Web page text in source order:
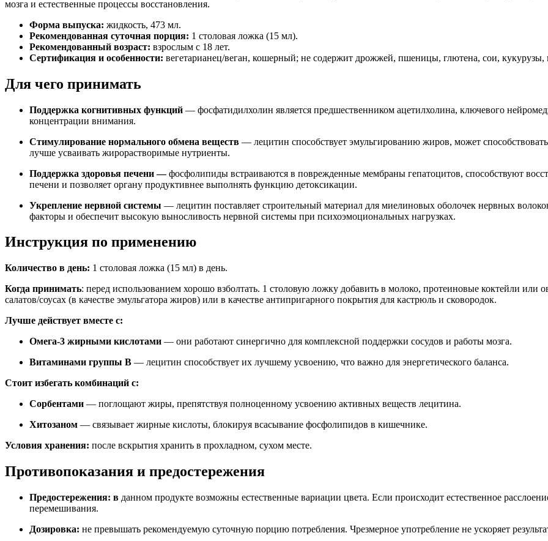
мозга и естественные процессы восстановления.
Форма выпуска: жидкость, 473 мл.
Рекомендованная суточная порция: 1 столовая ложка (15 мл).
Рекомендованный возраст: взрослым с 18 лет.
Сертификация и особенности: вегетарианец/веган, кошерный; не содержит дрожжей, пшеницы, глютена, сои,
Для чего принимать
Поддержка когнитивных функций — фосфатидилхолин является предшественником ацетилхолина, ключевого
концентрации внимания.
Стимулирование нормального обмена веществ — лецитин способствует эмульгированию жиров, может
лучше усваивать жирорастворимые нутриенты.
Поддержка здоровья печени — фосфолипиды встраиваются в поврежденные мембраны гепатоцитов, способствуют
печени и позволяет органу продуктивнее выполнять функцию детоксикации.
Укрепление нервной системы — лецитин поставляет строительный материал для миелиновых оболочек нервных
факторы и обеспечит высокую выносливость нервной системы при психоэмоциональных нагрузках.
Инструкция по применению
Количество в день: 1 столовая ложка (15 мл) в день.
Когда принимать: перед использованием хорошо взболтать. 1 столовую ложку добавить в молоко, протеиновые коктейли или
салатов/соусах (в качестве эмульгатора жиров) или в качестве антипригарного покрытия для кастрюль и сковородок.
Лучше действует вместе с:
Омега-3 жирными кислотами — они работают синергично для комплексной поддержки сосудов и работы мозга.
Витаминами группы B — лецитин способствует их лучшему усвоению, что важно для энергетического баланса.
Стоит избегать комбинаций с:
Сорбентами — поглощают жиры, препятствуя полноценному усвоению активных веществ лецитина.
Хитозаном — связывает жирные кислоты, блокируя всасывание фосфолипидов в кишечнике.
Условия хранения: после вскрытия хранить в прохладном, сухом месте.
Противопоказания и предостережения
Предостережения: в данном продукте возможны естественные вариации цвета. Если происходит естественное
перемешивания.
Дозировка: не превышать рекомендуемую суточную порцию потребления. Чрезмерное употребление не ускоряет